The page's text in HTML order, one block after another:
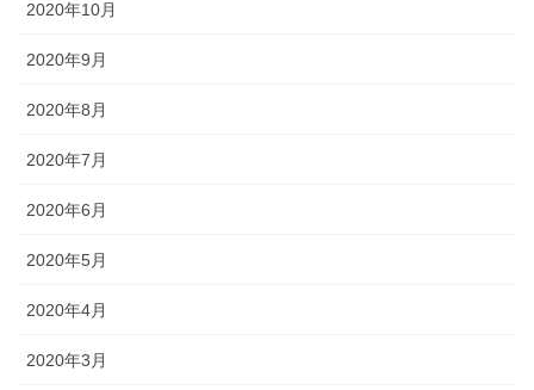
2020年10月
2020年9月
2020年8月
2020年7月
2020年6月
2020年5月
2020年4月
2020年3月